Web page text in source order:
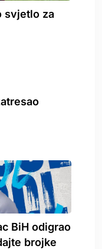
svjetlo za
BiH odigrao
brojke